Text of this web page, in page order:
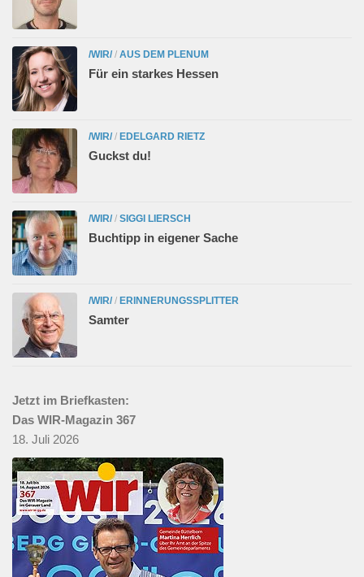
/WIR/ / AUS DEM PLENUM
Für ein starkes Hessen
/WIR/ / EDELGARD RIETZ
Guckst du!
/WIR/ / SIGGI LIERSCH
Buchtipp in eigener Sache
/WIR/ / ERINNERUNGSSPLITTER
Samter
Jetzt im Briefkasten:
Das WIR-Magazin 367
18. Juli 2026